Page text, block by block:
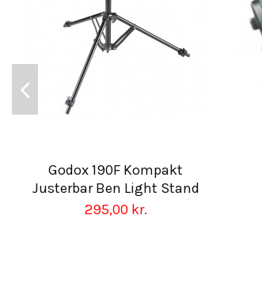
Godox 190F Kompakt
Justerbar Ben Light Stand
295,00 kr.